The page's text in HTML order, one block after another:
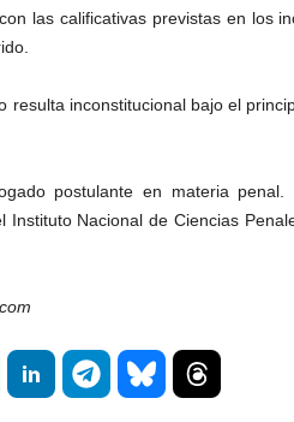
las calificativas previstas en los
resulta inconstitucional bajo el
postulante en materia penal.
Nacional de Ciencias